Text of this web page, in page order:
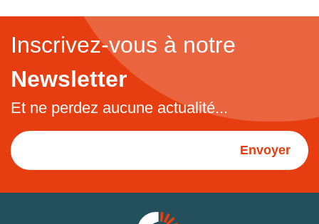
Inscrivez-vous à notre
Newsletter
Et ne perdez aucune actualité...
Envoyer